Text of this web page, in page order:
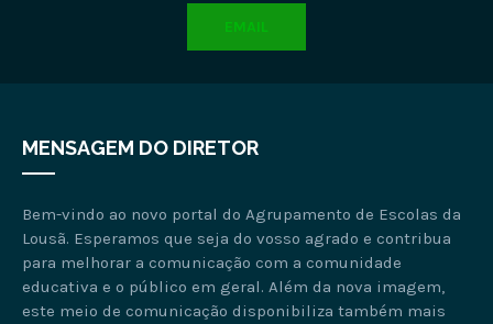
EMAIL
MENSAGEM DO DIRETOR
Bem-vindo ao novo portal do Agrupamento de Escolas da
Lousã. Esperamos que seja do vosso agrado e contribua
para melhorar a comunicação com a comunidade
educativa e o público em geral. Além da nova imagem,
este meio de comunicação disponibiliza também mais